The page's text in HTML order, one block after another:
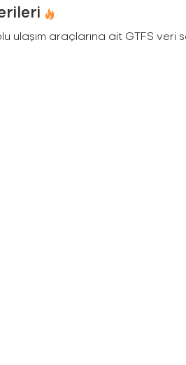
ulaşım araçlarına ait GTFS veri